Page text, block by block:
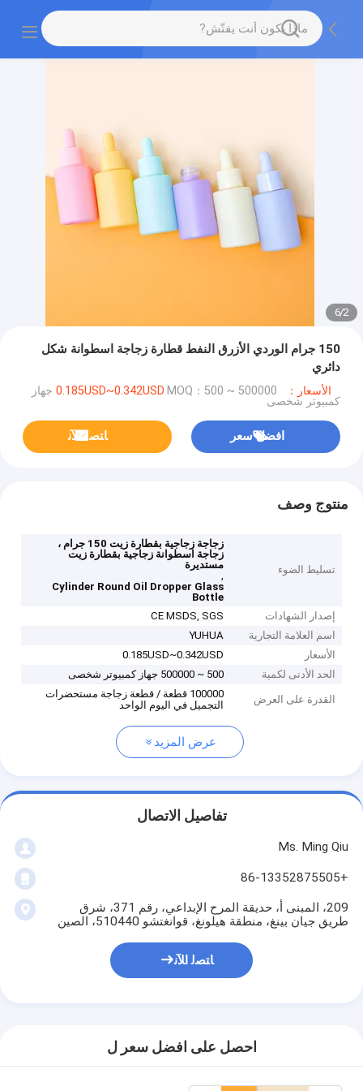
2
/
6
150 جرام الوردي الأزرق النفط قطارة زجاجة اسطوانة شكل
دائري
الأسعار：0.185USD~0.342USD MOQ：500 ~ 500000 جهاز
كمبيوتر شخصى
افضل سعر ﺎﺘﺼﻟ ﺍﻶﻧ
منتوج وصف
تسليط الضوء
زجاجة زجاجية بقطارة زيت 150 جرام ،
زجاجة اسطوانة زجاجية بقطارة زيت
مستديرة
,
Cylinder Round Oil Dropper Glass
Bottle
إصدار الشهادات
CE MSDS, SGS
اسم العلامة التجارية
YUHUA
الأسعار
0.185USD~0.342USD
الحد الأدنى لكمية
500 ~ 500000 جهاز كمبيوتر شخصى
القدرة على العرض
100000 قطعة / قطعة زجاجة مستحضرات
التجميل في اليوم الواحد
عرض المزيد
تفاصيل الاتصال
Ms. Ming Qiu
+86-13352875505
209، المبنى أ، حديقة المرح الإبداعي، رقم 371، شرق
طريق جيان بينغ، منطقة هيلونغ، قوانغتشو 510440، الصين
ﺎﺘﺼﻟ ﺍﻶﻧ
احصل على افضل سعر ل